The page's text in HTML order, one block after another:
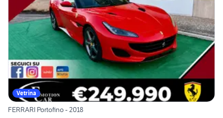
Vetrina
FERRARI Portofino - 2018